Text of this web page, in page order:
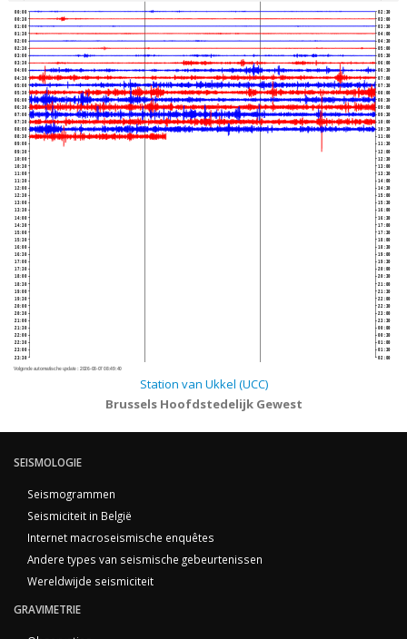
00:00
00:30
01:00
01:30
02:00
02:30
03:00
03:30
04:00
04:30
05:00
05:30
06:00
06:30
07:00
07:30
08:00
08:30
09:00
09:30
10:00
10:30
11:00
11:30
12:00
12:30
13:00
13:30
14:00
14:30
15:00
15:30
16:00
16:30
17:00
17:30
18:00
18:30
19:00
19:30
20:00
20:30
21:00
21:30
22:00
22:30
23:00
23:30
02:30
03:00
03:30
04:00
04:30
05:00
05:30
06:00
06:30
07:00
07:30
08:00
08:30
09:00
09:30
10:00
10:30
11:00
11:30
12:00
12:30
13:00
13:30
14:00
14:30
15:00
15:30
16:00
16:30
17:00
17:30
18:00
18:30
19:00
19:30
20:00
20:30
21:00
21:30
22:00
22:30
23:00
23:30
00:00
00:30
01:00
01:30
02:00
Volgende automatische update : 2026-08-07 08:49:40
Station van Ukkel (UCC)
Brussels Hoofdstedelijk Gewest
SEISMOLOGIE
Seismogrammen
Seismiciteit in België
Internet macroseismische enquêtes
Andere types van seismische gebeurtenissen
Wereldwijde seismiciteit
GRAVIMETRIE